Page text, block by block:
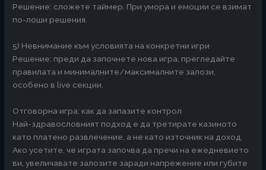
Решение: сложете таймер. При умора и емоции се взимат
по-лоши решения.
5) Невнимание към условията на конкретни игри
Решение: преди да започнете нова игра, прегледайте
правилата и минималните/максималните залози,
особено в live секции.
Отговорна игра: как да запазите контрол
Най-здравословният подход е да третирате казиното
като платено развлечение, а не като източник на доход.
Ако усетите, че играта започва да пречи на ежедневието
ви, увеличавате залозите заради напрежение или губите